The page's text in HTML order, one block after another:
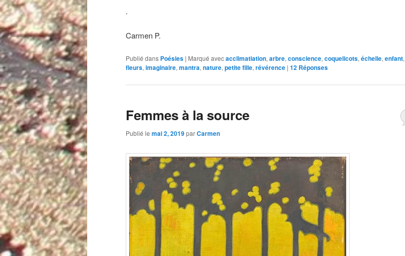
.
Carmen P.
Publié dans Poésies | Marqué avecacclimatiation,arbre,conscience,coquelicots,échelle,enfant,
fleurs,imaginaire,mantra,nature,petite fille,révérence | 12 Réponses
Femmes à la source
Publié le mai 2, 2019parCarmen